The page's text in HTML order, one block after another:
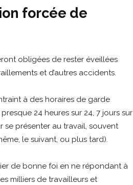
forcée de
obligées de rester éveillées
et d’autres accidents.
à des horaires de garde
24 heures sur 24, 7 jours sur
se présenter au travail, souvent
le suivant, ou plus tard).
de bonne foi en ne répondant à
milliers de travailleurs et